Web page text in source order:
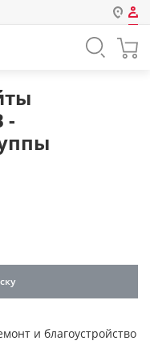
-
и благоустройство